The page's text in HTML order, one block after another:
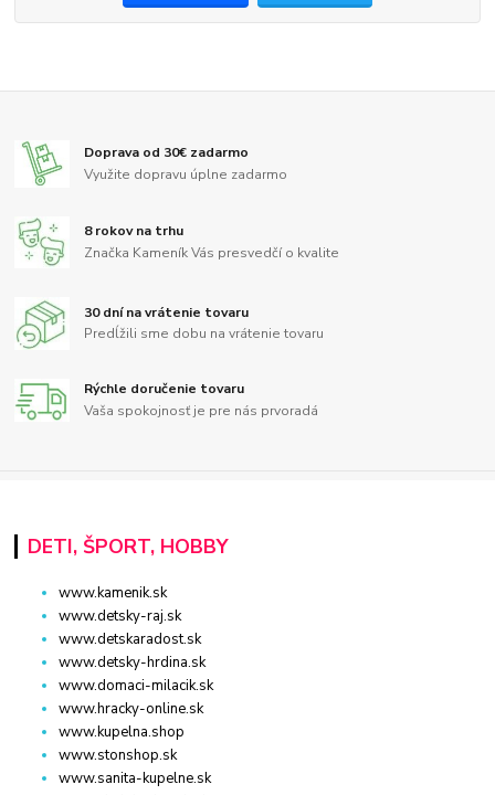
Doprava od 30€ zadarmo
Využite dopravu úplne zadarmo
8 rokov na trhu
Značka Kameník Vás presvedčí o kvalite
30 dní na vrátenie tovaru
Predĺžili sme dobu na vrátenie tovaru
Rýchle doručenie tovaru
Vaša spokojnosť je pre nás prvoradá
DETI, ŠPORT, HOBBY
www.kamenik.sk
www.detsky-raj.sk
www.detskaradost.sk
www.detsky-hrdina.sk
www.domaci-milacik.sk
www.hracky-online.sk
www.kupelna.shop
www.stonshop.sk
www.sanita-kupelne.sk